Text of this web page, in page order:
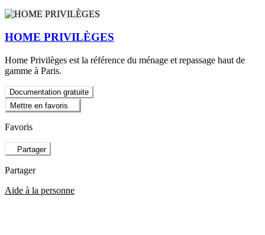
HOME PRIVILÈGES
Home Privilèges est la référence du ménage et repassage haut de
gamme à Paris.
Documentation gratuite
Mettre en favoris
Favoris
Partager
Partager
Aide à la personne